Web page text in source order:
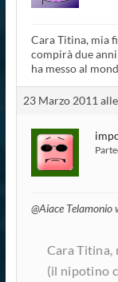
Cara Titina, mia
compirà due
ha messo al
23 Marzo 2011
@Aiace Telamonio
Cara Titina,
(il nipotino